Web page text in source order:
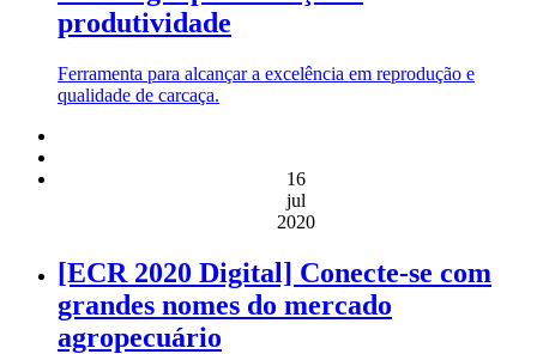
produtividade
Ferramenta para alcançar a excelência em reprodução e
qualidade de carcaça.
16
jul
2020
[ECR 2020 Digital] Conecte-se com
grandes nomes do mercado
agropecuário